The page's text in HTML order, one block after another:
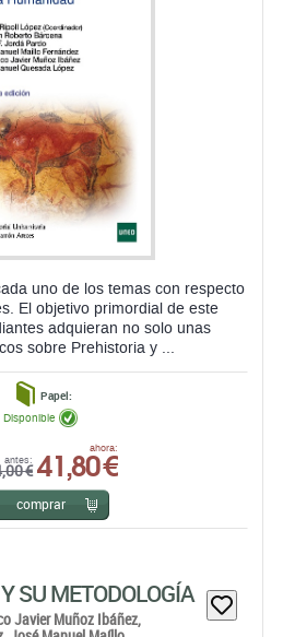
uno de los temas con respecto
El objetivo primordial de este
adquieran no solo unas
sobre Prehistoria y ...
Papel:
antes:
€
ahora:
41,80 €
Disponible
comprar
SU METODOLOGÍA
Javier Muñoz Ibáñez,